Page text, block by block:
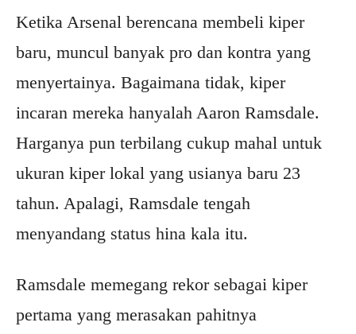
Ketika Arsenal berencana membeli kiper
baru, muncul banyak pro dan kontra yang
menyertainya. Bagaimana tidak, kiper
incaran mereka hanyalah Aaron Ramsdale.
Harganya pun terbilang cukup mahal untuk
ukuran kiper lokal yang usianya baru 23
tahun. Apalagi, Ramsdale tengah
menyandang status hina kala itu.
Ramsdale memegang rekor sebagai kiper
pertama yang merasakan pahitnya